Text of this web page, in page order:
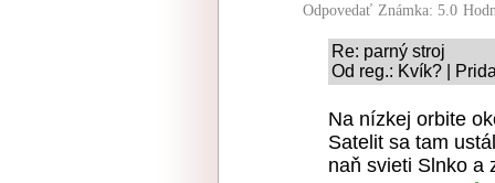
Odpovedať Známka: 5.0
Re: parný stroj
Od reg.: Kvík? |
Na nízkej orbite
Satelit sa tam
naň svieti Slnko a